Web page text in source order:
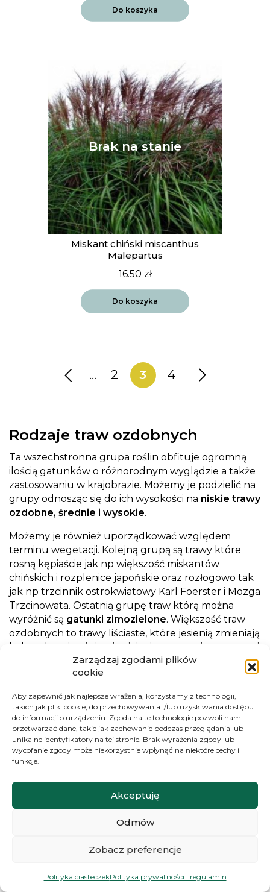
Zarządzaj zgodami plików
cookie
Aby zapewnić jak najlepsze wrażenia, korzystamy z technologii,
takich jak pliki cookie, do przechowywania i/lub uzyskiwania dostępu
do informacji o urządzeniu. Zgoda na te technologie pozwoli nam
przetwarzać dane, takie jak zachowanie podczas przeglądania lub
unikalne identyfikatory na tej stronie. Brak wyrażenia zgody lub
wycofanie zgody może niekorzystnie wpłynąć na niektóre cechy i
funkcje.
Akceptuję
Odmów
Zobacz preferencje
Polityka ciasteczekPolityka prywatności i regulamin
Do koszyka
Miskant chiński miscanthus
Malepartus
16.50 zł
Do koszyka
... 2 3 4
Rodzaje traw ozdobnych
Ta wszechstronna grupa roślin obfituje ogromną
ilością gatunków o różnorodnym wyglądzie a także
zastosowaniu w krajobrazie. Możemy je podzielić na
grupy odnosząc się do ich wysokości na niskie trawy
ozdobne, średnie i wysokie.
Możemy je również uporządkować względem
terminu wegetacji. Kolejną grupą są trawy które
rosną kępiaście jak np większość miskantów
chińskich i rozplenice japońskie oraz rozłogowo tak
jak np trzcinnik ostrokwiatowy Karl Foerster i Mozga
Trzcinowata. Ostatnią grupę traw którą można
wyróżnić są gatunki zimozielone. Większość traw
ozdobnych to trawy liściaste, które jesienią zmieniają
kolor, obumierają i pojawiają się ponownie następnej
trzcinnik ostrokwiatowy, trzcinnik krótkowłosy,
Sesleria Jesienna autumnalis, Sesleria skalna
heufleriana, Kostrzewa sina, Owsica, Śmiałek
darniowy.
Trawy które budzą się po zimie na przełomie
kwietnia i maja:
japońska Proso rózgowate, Stipa Pony Tails,
Molinia, Hakonechloa, Turzyce, Konwalnik,
Trawa Pampasowa, Palczatka Miotlasta,
Lasecznica Trzcinowata, Imperata Cylindryczna
gatunkidorastające maksymalnie do 60cm